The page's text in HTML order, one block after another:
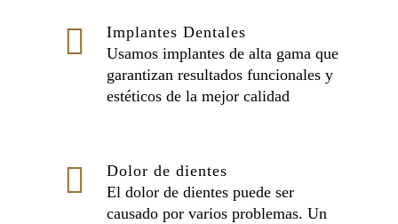
Implantes Dentales
Usamos implantes de alta gama que
garantizan resultados funcionales y
estéticos de la mejor calidad
Dolor de dientes
El dolor de dientes puede ser
causado por varios problemas. Un